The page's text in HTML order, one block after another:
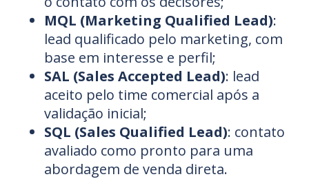
MQL (Marketing Qualified Lead):
lead qualificado pelo marketing, com
base em interesse e perfil;
SAL (Sales Accepted Lead): lead
aceito pelo time comercial após a
validação inicial;
SQL (Sales Qualified Lead): contato
avaliado como pronto para uma
abordagem de venda direta.